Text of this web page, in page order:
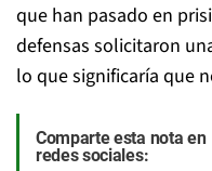
que han pasado en
defensas solicitaron
lo que significaría que
Comparte esta nota en
redes sociales: